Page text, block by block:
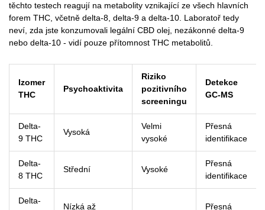
těchto testech reagují na metabolity vznikající ze všech hlavních
forem THC, včetně delta-8, delta-9 a delta-10. Laboratoř tedy
neví, zda jste konzumovali legální CBD olej, nezákonné delta-9
nebo delta-10 - vidí pouze přítomnost THC metabolitů.
Izomer
THC
Psychoaktivita
Riziko
pozitivního
screeningu
Detekce
GC-MS
Delta-
9 THC
Vysoká
Velmi
vysoké
Přesná
identifikace
Delta-
8 THC
Střední Vysoké
Přesná
identifikace
Delta-
Nízká až Přesná